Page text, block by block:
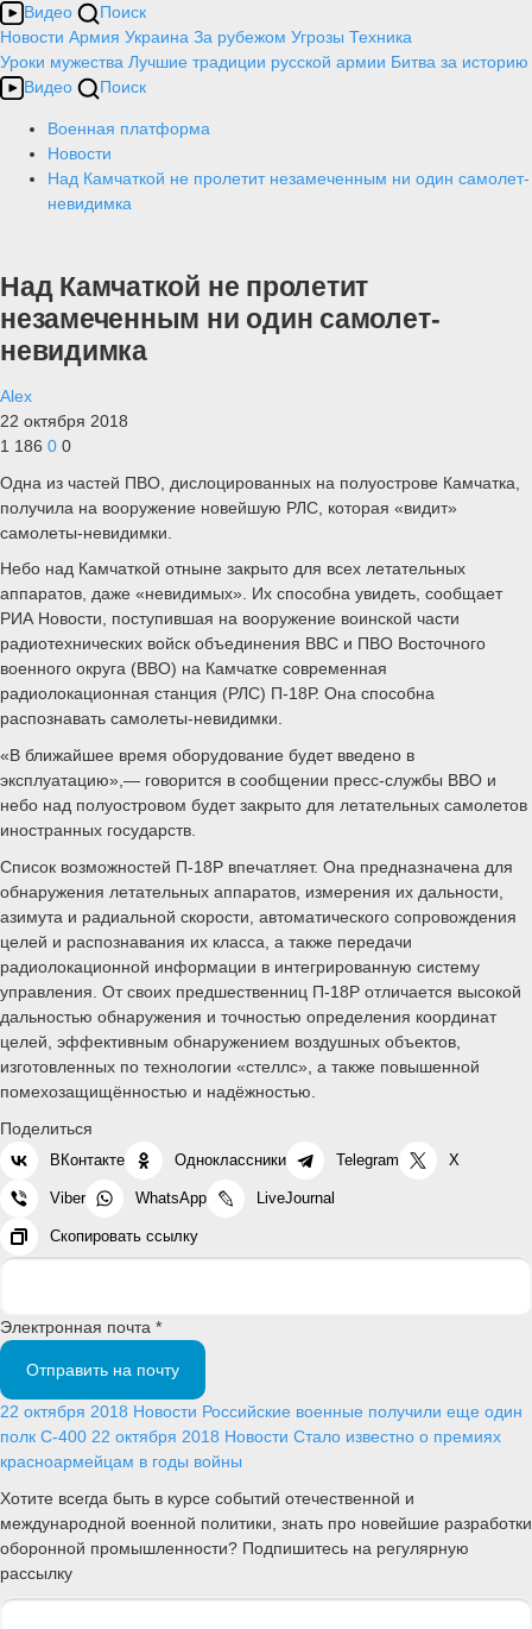
Видео
Поиск
Новости Армия Украина За рубежом Угрозы Техника
Уроки мужества Лучшие традиции русской армии Битва за историю
Видео
Поиск
Военная платформа
Новости
Над Камчаткой не пролетит незамеченным ни один самолет-
невидимка
Над Камчаткой не пролетит
незамеченным ни один самолет-
невидимка
Alex
22 октября 2018
1 186 0 0
Одна из частей ПВО, дислоцированных на полуострове Камчатка,
получила на вооружение новейшую РЛС, которая «видит»
самолеты-невидимки.
Небо над Камчаткой отныне закрыто для всех летательных
аппаратов, даже «невидимых». Их способна увидеть, сообщает
РИА Новости, поступившая на вооружение воинской части
радиотехнических войск объединения ВВС и ПВО Восточного
военного округа (ВВО) на Камчатке современная
радиолокационная станция (РЛС) П-18Р. Она способна
распознавать самолеты-невидимки.
«В ближайшее время оборудование будет введено в
эксплуатацию»,— говорится в сообщении пресс-службы ВВО и
небо над полуостровом будет закрыто для летательных самолетов
иностранных государств.
Список возможностей П-18Р впечатляет. Она предназначена для
обнаружения летательных аппаратов, измерения их дальности,
азимута и радиальной скорости, автоматического сопровождения
целей и распознавания их класса, а также передачи
радиолокационной информации в интегрированную систему
управления. От своих предшественниц П-18Р отличается высокой
дальностью обнаружения и точностью определения координат
целей, эффективным обнаружением воздушных объектов,
изготовленных по технологии «стеллс», а также повышенной
помехозащищённостью и надёжностью.
Поделиться
ВКонтакте Одноклассники Telegram X
Viber WhatsApp LiveJournal
Скопировать ссылку
Электронная почта *
Отправить на почту
22 октября 2018 Новости Российские военные получили еще один
полк С-400 22 октября 2018 Новости Стало известно о премиях
красноармейцам в годы войны
Хотите всегда быть в курсе событий отечественной и
международной военной политики, знать про новейшие разработки
оборонной промышленности? Подпишитесь на регулярную
рассылку